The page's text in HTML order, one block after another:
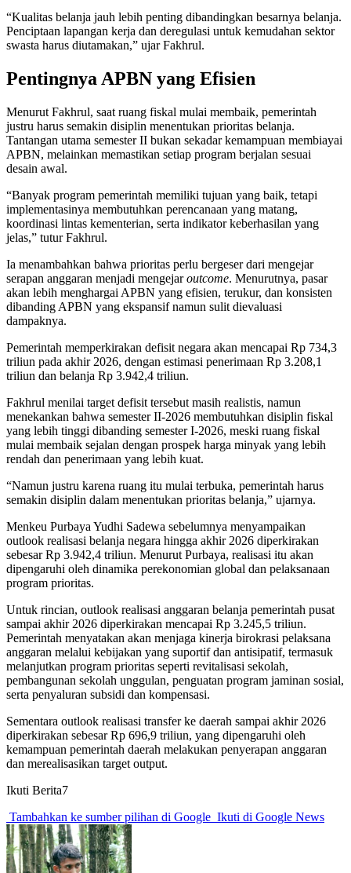
“Kualitas belanja jauh lebih penting dibandingkan besarnya belanja.
Penciptaan lapangan kerja dan deregulasi untuk kemudahan sektor
swasta harus diutamakan,” ujar Fakhrul.
Pentingnya APBN yang Efisien
Menurut Fakhrul, saat ruang fiskal mulai membaik, pemerintah
justru harus semakin disiplin menentukan prioritas belanja.
Tantangan utama semester II bukan sekadar kemampuan membiayai
APBN, melainkan memastikan setiap program berjalan sesuai
desain awal.
“Banyak program pemerintah memiliki tujuan yang baik, tetapi
implementasinya membutuhkan perencanaan yang matang,
koordinasi lintas kementerian, serta indikator keberhasilan yang
jelas,” tutur Fakhrul.
Ia menambahkan bahwa prioritas perlu bergeser dari mengejar
serapan anggaran menjadi mengejaroutcome. Menurutnya, pasar
akan lebih menghargai APBN yang efisien, terukur, dan konsisten
dibanding APBN yang ekspansif namun sulit dievaluasi
dampaknya.
Pemerintah memperkirakan defisit negara akan mencapai Rp 734,3
triliun pada akhir 2026, dengan estimasi penerimaan Rp 3.208,1
triliun dan belanja Rp 3.942,4 triliun.
Fakhrul menilai target defisit tersebut masih realistis, namun
menekankan bahwa semester II-2026 membutuhkan disiplin fiskal
yang lebih tinggi dibanding semester I-2026, meski ruang fiskal
mulai membaik sejalan dengan prospek harga minyak yang lebih
rendah dan penerimaan yang lebih kuat.
“Namun justru karena ruang itu mulai terbuka, pemerintah harus
semakin disiplin dalam menentukan prioritas belanja,” ujarnya.
Menkeu Purbaya Yudhi Sadewa sebelumnya menyampaikan
outlook realisasi belanja negara hingga akhir 2026 diperkirakan
sebesar Rp 3.942,4 triliun. Menurut Purbaya, realisasi itu akan
dipengaruhi oleh dinamika perekonomian global dan pelaksanaan
program prioritas.
Untuk rincian, outlook realisasi anggaran belanja pemerintah pusat
sampai akhir 2026 diperkirakan mencapai Rp 3.245,5 triliun.
Pemerintah menyatakan akan menjaga kinerja birokrasi pelaksana
anggaran melalui kebijakan yang suportif dan antisipatif, termasuk
melanjutkan program prioritas seperti revitalisasi sekolah,
pembangunan sekolah unggulan, penguatan program jaminan sosial,
serta penyaluran subsidi dan kompensasi.
Sementara outlook realisasi transfer ke daerah sampai akhir 2026
diperkirakan sebesar Rp 696,9 triliun, yang dipengaruhi oleh
kemampuan pemerintah daerah melakukan penyerapan anggaran
dan merealisasikan target output.
Ikuti Berita7
Tambahkan ke sumber pilihan di Google Ikuti di Google News